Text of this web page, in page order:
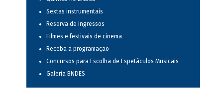
Sextas instrumentais
Reserva de ingressos
Filmes e festivais de cinema
Receba a programação
Concursos para Escolha de Espetáculos Musicais
Galeria BNDES